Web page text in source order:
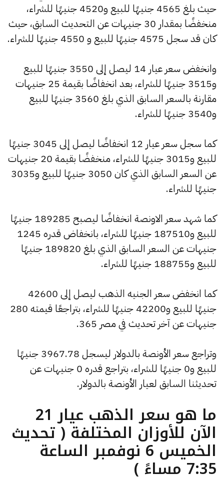
حيث بلغ 4565 جنيهًا للبيع و4520 جنيهًا للشراء،
منخفضًا بمقدار 30 جنيهات عن التحديث السابق، حيث
كان قد سجل 4575 جنيهًا للبيع و 4550 جنيهًا للشراء.
وانخفض سعر عيار 14 ليصل إلى 3550 جنيهًا للبيع
و3515 جنيهًا للشراء، بعد انخفاضًا بقيمة 25 جنيهات
مقارنة بالسعر السابق الذي بلغ 3560 جنيهًا للبيع
و3540 جنيهًا للشراء.
كما سجل سعر عيار 12 انخفاضًا ليصل إلى 3045 جنيهًا
للبيع و3015 جنيهًا للشراء، منخفضًا بقيمة 20 جنيهات
عن السعر السابق الذي كان 3050 جنيهًا للبيع و3035
جنيهًا للشراء.
كما شهد سعر الاونصة انخفاضًا ليصبح 189285 جنيهًا
للبيع و187510 جنيهًا للشراء، بانخفاض قدره 1245
جنيهات عن السعر السابق الذي بلغ 189820 جنيهًا
للبيع و188755 جنيهًا للشراء.
كما انخفض سعر الجنيه الذهب ليصل إلى 42600
جنيهًا للبيع و42200 جنيهًا للشراء، بتراجعًا قيمته 280
جنيهات عن آخر تحديث في مصر 365.
وتراجع سعر الأونصة بالدولار ليسجل 3967.78 جنيهًا
للبيع و0 جنيهًا للشراء، بتراجع قدره 0 جنيهات عن
تحديثنا السابق لعيار الأونصة بالدولار.
ما هو سعر الذهب عيار 21
الآن للأوزان المختلفة ( تحديث
الخميس 6 نوفمبر الساعة
7:35 مساءً )